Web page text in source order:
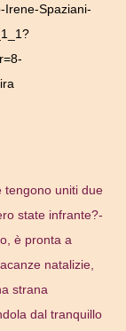
tengono uniti due
state infrante?-
è pronta a
natalizie,
strana
dal tranquillo